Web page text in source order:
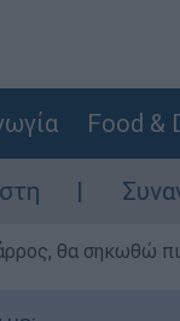
Food &
στην
θα σηκωθώ